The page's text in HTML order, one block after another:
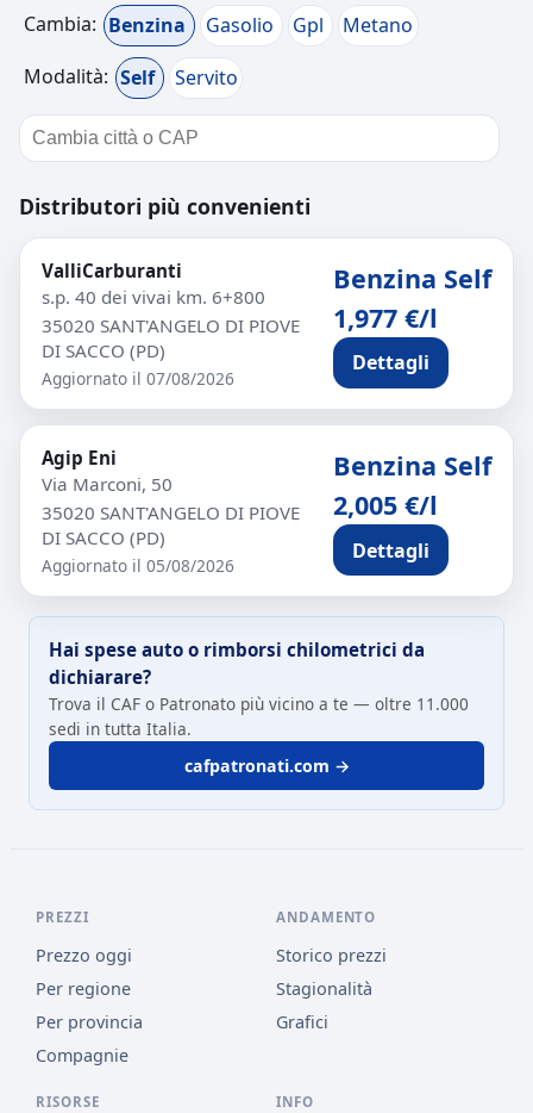
Cambia: Benzina Gasolio Gpl
Metano
Modalità: Self Servito
Distributori più convenienti
ValliCarburanti
s.p. 40 dei vivai km. 6+800
35020 SANT'ANGELO DI PIOVE
DI SACCO (PD)
Aggiornato il 07/08/2026
Benzina Self
1,977 €/l
Dettagli
Agip Eni
Via Marconi, 50
35020 SANT'ANGELO DI PIOVE
DI SACCO (PD)
Aggiornato il 05/08/2026
Benzina Self
2,005 €/l
Dettagli
Hai spese auto o rimborsi chilometrici da
dichiarare?
Trova il CAF o Patronato più vicino a te — oltre 11.000
sedi in tutta Italia.
cafpatronati.com →
PREZZI
Prezzo oggi
Per regione
Per provincia
Compagnie
ANDAMENTO
Storico prezzi
Stagionalità
Grafici
RISORSE INFO